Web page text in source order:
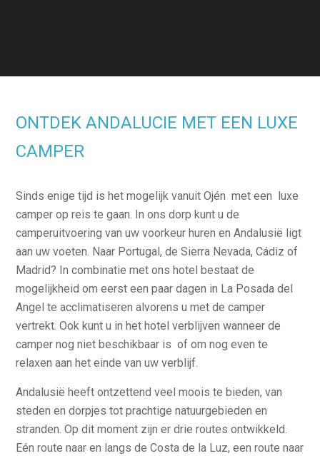
ONTDEK ANDALUCIE MET EEN LUXE
CAMPER
Sinds enige tijd is het mogelijk vanuit Ojén met een luxe
camper op reis te gaan. In ons dorp kunt u de
camperuitvoering van uw voorkeur huren en Andalusië ligt
aan uw voeten. Naar Portugal, de Sierra Nevada, Cádiz of
Madrid? In combinatie met ons hotel bestaat de
mogelijkheid om eerst een paar dagen in La Posada del
Angel te acclimatiseren alvorens u met de camper
vertrekt. Ook kunt u in het hotel verblijven wanneer de
camper nog niet beschikbaar is of om nog even te
relaxen aan het einde van uw verblijf.
Andalusië heeft ontzettend veel moois te bieden, van
steden en dorpjes tot prachtige natuurgebieden en
stranden. Op dit moment zijn er drie routes ontwikkeld.
Eén route naar en langs de Costa de la Luz, een route naar